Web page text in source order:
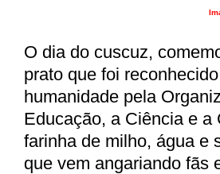
O dia do cuscuz,
prato que foi
humanidade pela
Educação, a Ciência e a
farinha de milho, água e
que vem angariando fãs